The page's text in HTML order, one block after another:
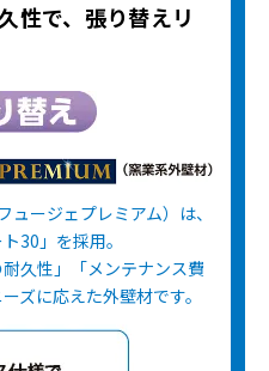
性で、張り替えリ
ージェプレミアム）は、
30」を採用。
久性」「メンテナンス費
ズに応えた外壁材です。